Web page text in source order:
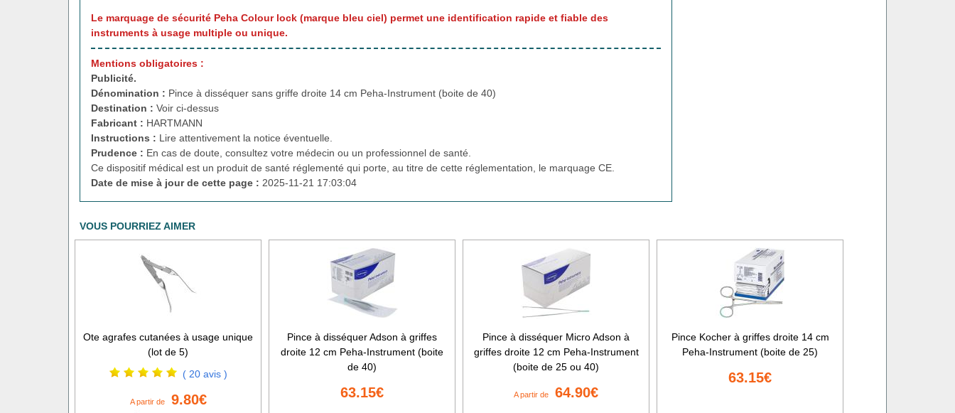
Le marquage de sécurité Peha Colour lock (marque bleu ciel) permet une identification rapide et fiable des
instruments à usage multiple ou unique.
Mentions obligatoires :
Publicité.
Dénomination : Pince à disséquer sans griffe droite 14 cm Peha-Instrument (boite de 40)
Destination : Voir ci-dessus
Fabricant : HARTMANN
Instructions : Lire attentivement la notice éventuelle.
Prudence : En cas de doute, consultez votre médecin ou un professionnel de santé.
Ce dispositif médical est un produit de santé réglementé qui porte, au titre de cette réglementation, le marquage CE.
Date de mise à jour de cette page : 2025-11-21 17:03:04
VOUS POURRIEZ AIMER
Ote agrafes cutanées à usage unique
(lot de 5)
( 20 avis )
A partir de 9.80€
Pince à disséquer Adson à griffes
droite 12 cm Peha-Instrument (boite
de 40)
63.15€
Pince à disséquer Micro Adson à
griffes droite 12 cm Peha-Instrument
(boite de 25 ou 40)
A partir de64.90€
Pince Kocher à griffes droite 14 cm
Peha-Instrument (boite de 25)
63.15€